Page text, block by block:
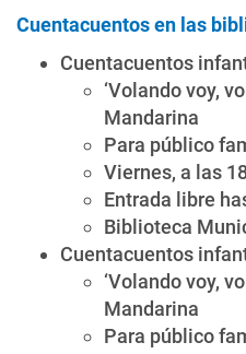
Cuentacuentos en las
Cuentacuentos
‘Volando voy,
Mandarina
Para público
Viernes, a las
Entrada libre
Biblioteca
Cuentacuentos
‘Volando voy,
Mandarina
Para público